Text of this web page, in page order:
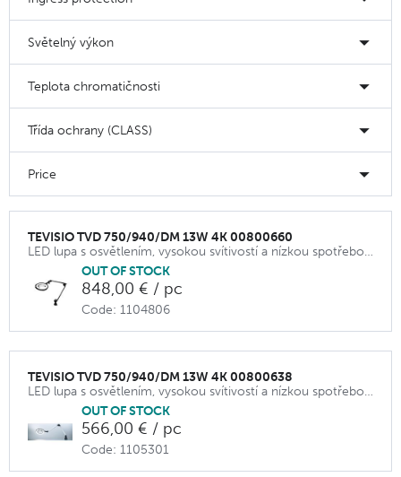
Světelný výkon
Teplota chromatičnosti
Třída ochrany (CLASS)
Price
TEVISIO TVD 750/940/DM 13W 4K 00800660
LED lupa s osvětlením, vysokou svítivostí a nízkou spotřebou.
OUT OF STOCK
848,00 € / pc
Code: 1104806
TEVISIO TVD 750/940/DM 13W 4K 00800638
LED lupa s osvětlením, vysokou svítivostí a nízkou spotřebou.
OUT OF STOCK
566,00 € / pc
Code: 1105301